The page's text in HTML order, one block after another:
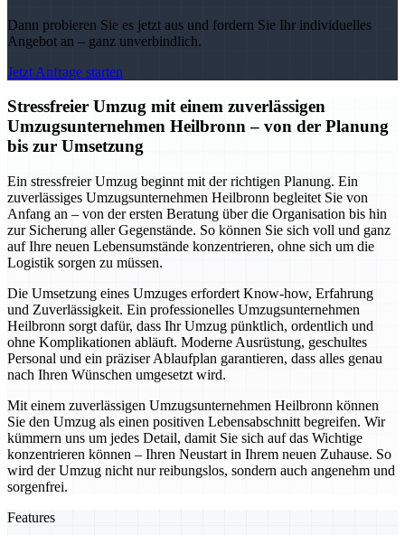
Dann probieren Sie es jetzt aus und fordern Sie Ihr individuelles
Angebot an – ganz unverbindlich.
Jetzt Anfrage starten
Stressfreier Umzug mit einem zuverlässigen
Umzugsunternehmen Heilbronn – von der Planung
bis zur Umsetzung
Ein stressfreier Umzug beginnt mit der richtigen Planung. Ein
zuverlässiges Umzugsunternehmen Heilbronn begleitet Sie von
Anfang an – von der ersten Beratung über die Organisation bis hin
zur Sicherung aller Gegenstände. So können Sie sich voll und ganz
auf Ihre neuen Lebensumstände konzentrieren, ohne sich um die
Logistik sorgen zu müssen.
Die Umsetzung eines Umzuges erfordert Know-how, Erfahrung
und Zuverlässigkeit. Ein professionelles Umzugsunternehmen
Heilbronn sorgt dafür, dass Ihr Umzug pünktlich, ordentlich und
ohne Komplikationen abläuft. Moderne Ausrüstung, geschultes
Personal und ein präziser Ablaufplan garantieren, dass alles genau
nach Ihren Wünschen umgesetzt wird.
Mit einem zuverlässigen Umzugsunternehmen Heilbronn können
Sie den Umzug als einen positiven Lebensabschnitt begreifen. Wir
kümmern uns um jedes Detail, damit Sie sich auf das Wichtige
konzentrieren können – Ihren Neustart in Ihrem neuen Zuhause. So
wird der Umzug nicht nur reibungslos, sondern auch angenehm und
sorgenfrei.
Features